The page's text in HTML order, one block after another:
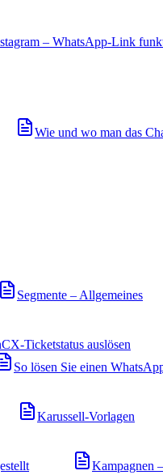
– WhatsApp-Link
Wie und wo man das
Segmente – Allgemeines
Ticketstatus auslösen
So lösen Sie einen
Karussell-Vorlagen
Kampagnen